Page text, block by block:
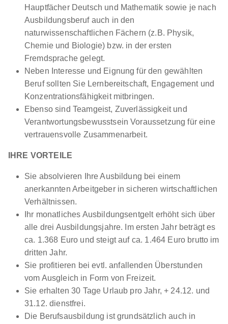
Hauptfächer Deutsch und Mathematik sowie je nach
Ausbildungsberuf auch in den
naturwissenschaftlichen Fächern (z.B. Physik,
Chemie und Biologie) bzw. in der ersten
Fremdsprache gelegt.
Neben Interesse und Eignung für den gewählten
Beruf sollten Sie Lernbereitschaft, Engagement und
Konzentrationsfähigkeit mitbringen.
Ebenso sind Teamgeist, Zuverlässigkeit und
Verantwortungsbewusstsein Voraussetzung für eine
vertrauensvolle Zusammenarbeit.
IHRE VORTEILE
Sie absolvieren Ihre Ausbildung bei einem
anerkannten Arbeitgeber in sicheren wirtschaftlichen
Verhältnissen.
Ihr monatliches Ausbildungsentgelt erhöht sich über
alle drei Ausbildungsjahre. Im ersten Jahr beträgt es
ca. 1.368 Euro und steigt auf ca. 1.464 Euro brutto im
dritten Jahr.
Sie profitieren bei evtl. anfallenden Überstunden
vom Ausgleich in Form von Freizeit.
Sie erhalten 30 Tage Urlaub pro Jahr, + 24.12. und
31.12. dienstfrei.
Die Berufsausbildung ist grundsätzlich auch in